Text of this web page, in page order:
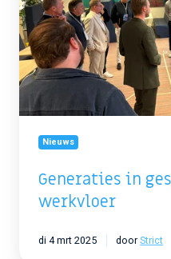
over
de
werkvloer
Nieuws
Generaties in
werkvloer
di 4 mrt 2025 doorStrict